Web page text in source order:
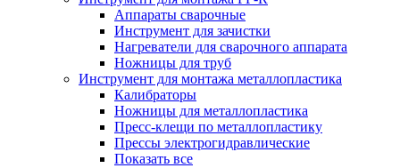
Аппараты сварочные
Инструмент для зачистки
Нагреватели для сварочного аппарата
Ножницы для труб
Инструмент для монтажа металлопластика
Калибраторы
Ножницы для металлопластика
Пресс-клещи по металлопластику
Прессы электрогидравлические
Показать все